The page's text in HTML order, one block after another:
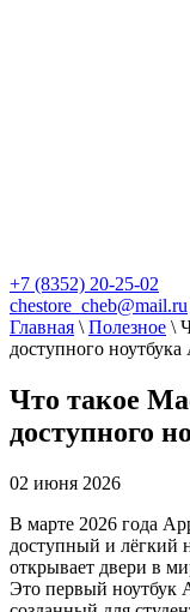
+7 (8352) 20-25-02
chestore_cheb@mail.ru
Главная \ Полезное \
доступного ноутбука
Что такое
доступного
02 июня 2026
В марте 2026 года
доступный и лёгкий
открывает двери в
Это первый ноутбук